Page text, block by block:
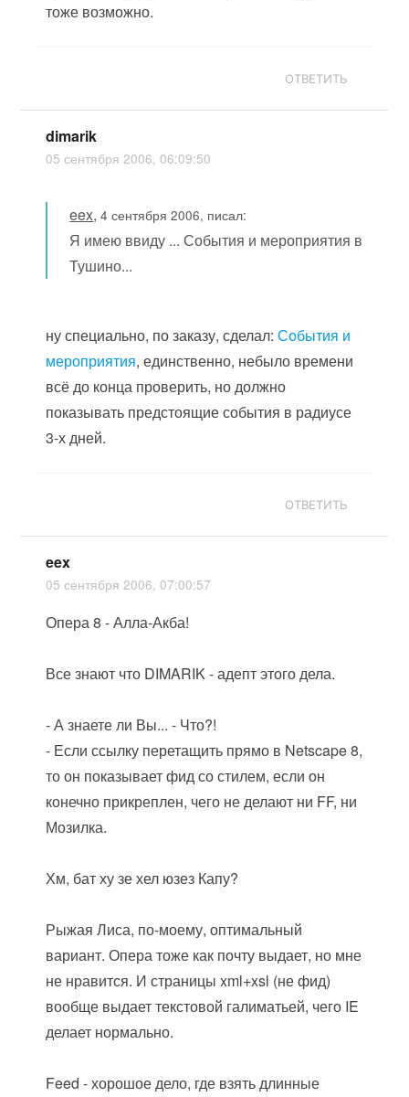
тоже возможно.
ОТВЕТИТЬ
dimarik
05 сентября 2006, 06:09:50
eex,4 сентября 2006, писал:
Я имею ввиду ... События и мероприятия в
Тушино...
ну специально, по заказу, сделал:События и
мероприятия, единственно, небыло времени
всё до конца проверить, но должно
показывать предстоящие события в радиусе
3-х дней.
ОТВЕТИТЬ
eex
05 сентября 2006, 07:00:57
Опера 8 - Алла-Акба!
Все знают что DIMARIK - адепт этого дела.
- А знаете ли Вы... - Что?!
- Если ссылку перетащить прямо в Netscape 8,
то он показывает фид со стилем, если он
конечно прикреплен, чего не делают ни FF, ни
Мозилка.
Хм, бат ху зе хел юзез Капу?
Рыжая Лиса, по-моему, оптимальный
вариант. Опера тоже как почту выдает, но мне
не нравится. И страницы xml+xsl (не фид)
вообще выдает текстовой галиматьей, чего IE
делает нормально.
Feed - хорошое дело, где взять длинные